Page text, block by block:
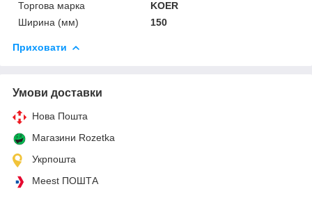
Торгова марка
KOER
Ширина (мм)
150
Приховати
Умови доставки
Нова Пошта
Магазини Rozetka
Укрпошта
Meest ПОШТА